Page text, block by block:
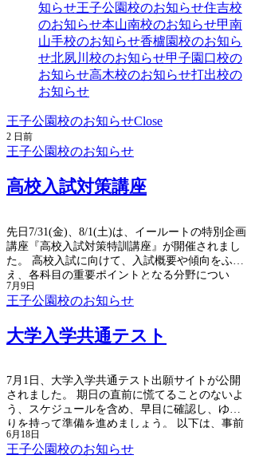
知らせ王子公園校のお知らせ住吉校
のお知らせ本山南校のお知らせ甲南
山手校のお知らせ香櫨園校のお知ら
せ北夙川校のお知らせ甲子園口校の
お知らせ高木校のお知らせ打出校の
お知らせ
王子公園校のお知らせClose
2 日前
王子公園校のお知らせ
高校入試対策講座
先日7/31(金)、8/1(土)は、イールートの特別企画
講座『高校入試対策特訓講座』が開催されまし
た。 高校入試に向けて、入試概要や傾向をふま
え、各科目の重要ポイントとなる分野につい
て、対面とオンラインによる授業が行われ、す
っかり受験生の顔になった中学3年生の皆さんが
大切さを心に刻んで、受講後もますます頑張る
姿が輝いています。 これまで理解があやふやだ
ることで、クリアになり、「やっと、本当の意
味でわかった」という感覚を得た人も少なくな
いのではないでしょうか。
7月9日
王子公園校のお知らせ
大学入学共通テスト
7月1日、大学入学共通テスト出願サイトが公開
されました。 期日の直前に慌てることのないよ
う、スケジュールを含め、早目に確認し、ゆと
りを持って準備を進めましょう。 以下は、事前
準備から、出願・受験までの大まかな流れとな
ります。 出願等に係る全ての手続（出願、出願
6月18日
王子公園校のお知らせ